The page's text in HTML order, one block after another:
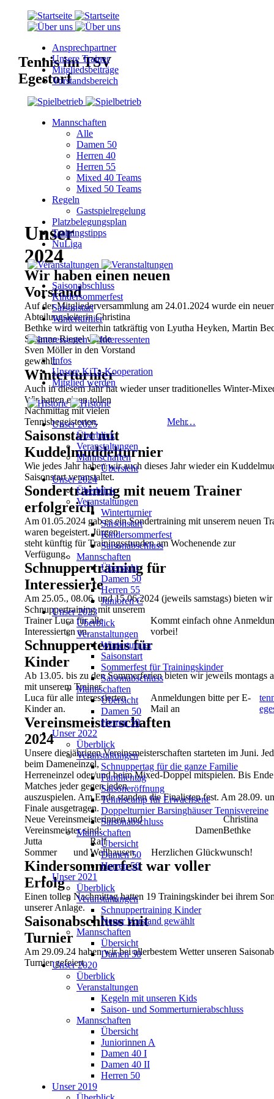
Tennis im TSV
Egestorf
Unser
2024
Wir haben einen neuen
Vorstand
Auf der Mitgliederversammlung am 24.01.2024 wurde ein
Abteilungsleiterin Christina
Bethke wird weiterhin tatkräftig von Lyutha Heyken, Martin
Susanne Riegel wurde
Sven Möller in den Vorstand
gewählt.
Winterturnier
Auch in diesem Jahr hat wieder unser traditionelles Winter-
Wir hatten einen tollen
Nachmittag mit vielen
Tennisbegeisterten.
Mehr…
Saisonstart mit
Kuddelmuddelturnier
Wie jedes Jahr haben wir auch dieses Jahr wieder ein
Saisonstart veranstaltet.
Sondertraining mit neuem Trainer
erfolgreich
Am 01.05.2024 gab es ein Sondertraining mit unserem neuen
waren begeistert. Jürgen
steht künftig für Trainingsstunden am Wochenende zur
Verfügung.
Schnuppertraining für
Interessierte
Am 25.05., 08.06. und 15.06.2024 (jeweils samstags) bieten
Schnuppertraining mit unserem
Trainer Luca für alle
Interessierten an.
Kommt einfach ohne
vorbei!
Schnuppertennis für
Kinder
Ab 13.05. bis zu den Sommerferien bieten wir jeweils montags
mit unserem Trainer
Luca für alle interessierten
Kinder an.
Anmeldungen bitte per E-
Mail an
Vereinsmeisterschaften
2024
Unsere diesjährigen Vereinsmeisterschaften starteten im Juni.
beim Dameneinzel,
Herreneinzel oder/und beim Mixed-Doppel mitspielen. Bis
Matches jeder gegen jeden
auszuspielen. Am Ende standen die Finalisten fest. Am 28.09.
Finale ausgetragen.
Neue Vereinsmeisterinnen und
Vereinsmeister sind:
Damen:
Christina
Bethke
Jutta
Sommer
und
Ralf
Wellhausen
Herzlichen Glückwunsch!
Kindersommerfest war voller
Erfolg
Einen tollen Nachmittag hatten 19 Trainingskinder bei ihrem
unserer Anlage.
Saisonabschluss mit
Turnier
Am 29.09.24 haben wir bei allerbestem Wetter unseren
Turnier gefeiert.
Ansprechpartner
Unsere Trainer
Mitgliedsbeiträge
Vorstandsbereich
Mannschaften
Alle
Damen 50
Herren 40
Herren 55
Mixed 40 Teams
Mixed 50 Teams
Regeln
Gastspielregelung
Platzbelegungsplan
Trainingstipps
NuLiga
Saisonabschluss
Kindersommerfest
Saisonstart
Winterturnier
Infos
Unsere KiTa-Kooperation
Mitglied werden
Unser 2025
Überblick
Veranstaltungen
Mannschaften
Übersicht
Unser 2024
Überblick
Veranstaltungen
Winterturnier
Saisonstart
Kindersommerfest
Saisonabschluss
Mannschaften
Übersicht
Damen 50
Herren 55
Junioren C
Unser 2023
Überblick
Veranstaltungen
Winterturnier
Saisonstart
Sommerfest für Trainingskinder
Saisonabschluss
Mannschaften
Übersicht
Damen 50
Herren 50
Unser 2022
Überblick
Veranstaltungen
Schnuppertag für die ganze Familie
Familientag
Saisoneröffnung
Tenniscamp für Erwachsene
Doppelturnier Barsinghäuser Tennisvereine
Saisonabschluss
Mannschaften
Übersicht
Damen 50
Herren 50
Unser 2021
Überblick
Veranstaltungen
Schnuppertraining Kinder
Neuer Vorstand gewählt
Mannschaften
Übersicht
Damen 50
Unser 2020
Überblick
Veranstaltungen
Kegeln mit unseren Kids
Saison- und Sommerturnierabschluss
Mannschaften
Übersicht
Juniorinnen A
Damen 40 I
Damen 40 II
Herren 50
Unser 2019